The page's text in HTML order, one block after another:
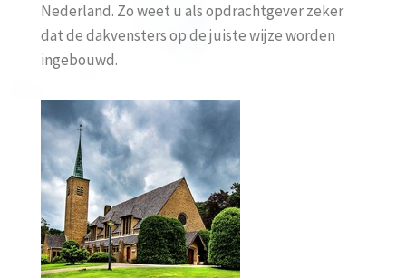
Nederland. Zo weet u als opdrachtgever zeker
dat de dakvensters op de juiste wijze worden
ingebouwd.